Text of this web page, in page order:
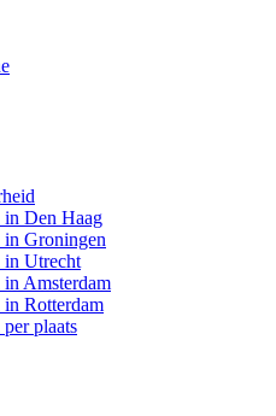
in Den Haag
in Groningen
in Utrecht
in Amsterdam
in Rotterdam
plaats